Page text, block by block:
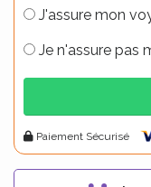
J'assure mon
Je n'assure pas
Paiement Sécurisé